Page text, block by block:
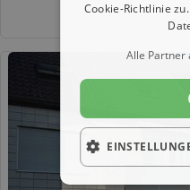
Cookie-Richtlinie
Alle Partner